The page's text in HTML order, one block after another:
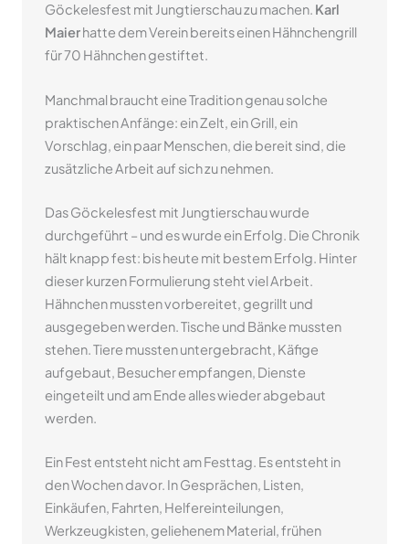
Göckelesfest mit Jungtierschau zu machen. Karl
Maierhatte dem Verein bereits einen Hähnchengrill
für 70 Hähnchen gestiftet.
Manchmal braucht eine Tradition genau solche
praktischen Anfänge: ein Zelt, ein Grill, ein
Vorschlag, ein paar Menschen, die bereit sind, die
zusätzliche Arbeit auf sich zu nehmen.
Das Göckelesfest mit Jungtierschau wurde
durchgeführt – und es wurde ein Erfolg. Die Chronik
hält knapp fest: bis heute mit bestem Erfolg. Hinter
dieser kurzen Formulierung steht viel Arbeit.
Hähnchen mussten vorbereitet, gegrillt und
ausgegeben werden. Tische und Bänke mussten
stehen. Tiere mussten untergebracht, Käfige
aufgebaut, Besucher empfangen, Dienste
eingeteilt und am Ende alles wieder abgebaut
werden.
Ein Fest entsteht nicht am Festtag. Es entsteht in
den Wochen davor. In Gesprächen, Listen,
Einkäufen, Fahrten, Helfereinteilungen,
Werkzeugkisten, geliehenem Material, frühen